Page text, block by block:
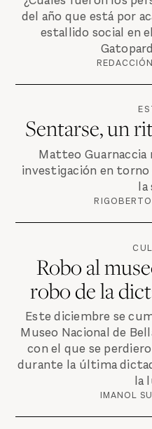
del año que está por
estallido social en
Sentarse, un
Matteo Guarnaccia
investigación en torno
la
Robo al
robo de la
Este diciembre se
Museo Nacional de
con el que se
durante la última
la
IMANOL